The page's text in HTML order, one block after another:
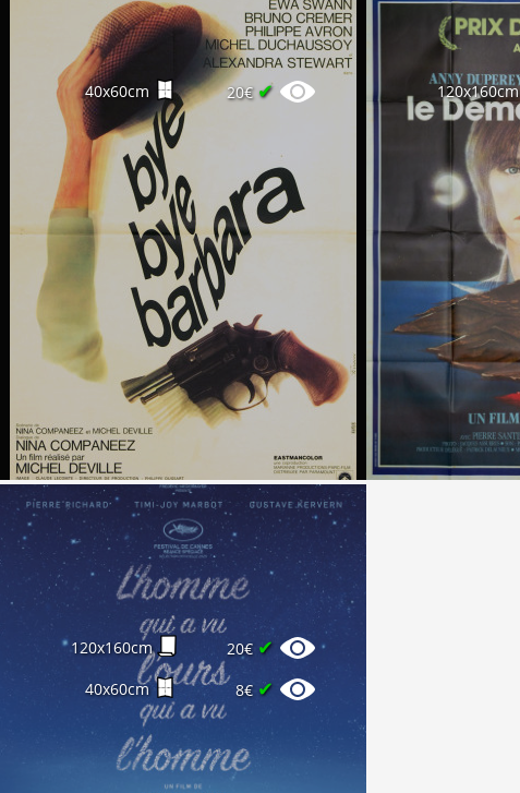
40x60cm 20€ ✔ 120x160cm
120x160cm 20€ ✔
40x60cm 8€ ✔